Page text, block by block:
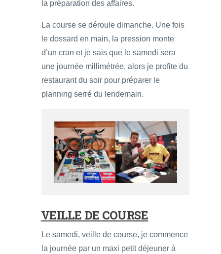
la préparation des affaires.
La course se déroule dimanche. Une fois
le dossard en main, la pression monte
d’un cran et je sais que le samedi sera
une journée millimétrée, alors je profite du
restaurant du soir pour préparer le
planning serré du lendemain.
VEILLE DE COURSE
Le samedi, veille de course, je commence
la journée par un maxi petit déjeuner à